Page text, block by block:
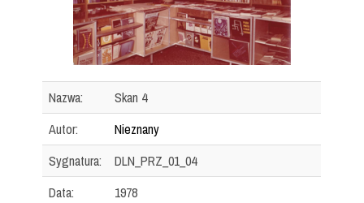
Nazwa:
Skan 4
Autor:
Nieznany
Sygnatura:
DLN_PRZ_01_04
Data:
1978